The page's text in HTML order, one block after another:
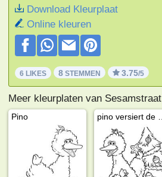
Download Kleurplaat
Online kleuren
6 LIKES 8 STEMMEN 3.75/5
Meer kleurplaten van Sesamstraat
Pino